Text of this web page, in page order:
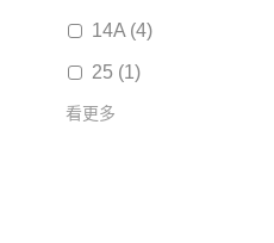
14A (4)
25 (1)
看更多